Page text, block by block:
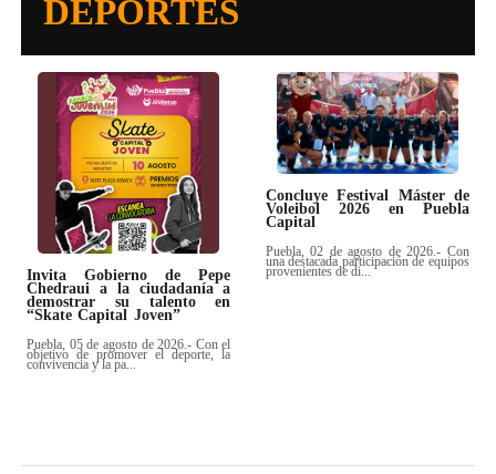
DEPORTES
Invita Gobierno de Pepe
Chedraui a la ciudadanía a
demostrar su talento en
“Skate Capital Joven”
Puebla, 05 de agosto de 2026.- Con el
objetivo de promover el deporte, la
convivencia y la pa...
Concluye Festival Máster de
Voleibol 2026 en Puebla
Capital
Puebla, 02 de agosto de 2026.- Con
una destacada participación de equipos
provenientes de di...